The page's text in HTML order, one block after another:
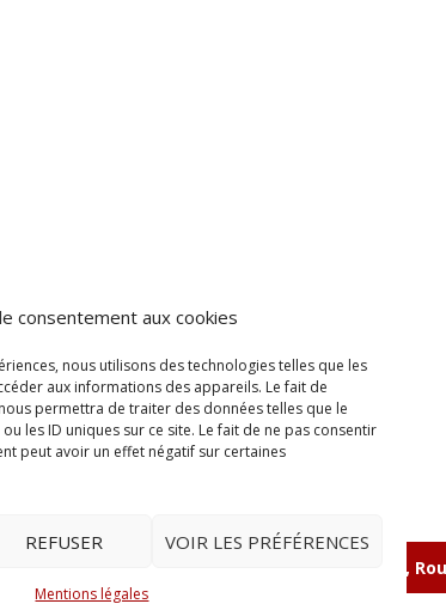
consentement aux cookies
nous utilisons des technologies telles que les
aux informations des appareils. Le fait de
permettra de traiter des données telles que le
les ID uniques sur ce site. Le fait de ne pas consentir
peut avoir un effet négatif sur certaines
REFUSER VOIR LES PRÉFÉRENCES
Mentions légales
1 Avenue Gustave Charlery,